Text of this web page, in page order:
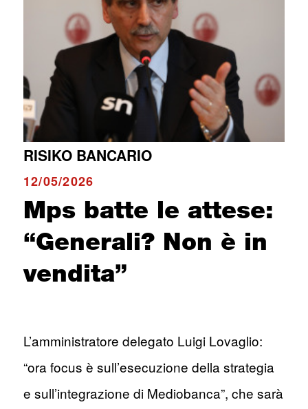
RISIKO BANCARIO
12/05/2026
Mps batte le attese:
“Generali? Non è in
vendita”
L’amministratore delegato Luigi Lovaglio:
“ora focus è sull’esecuzione della strategia
e sull’integrazione di Mediobanca”, che sarà